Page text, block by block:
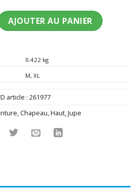
cowgirl blanc et marron
AJOUTER AU PANIER
0.422 kg
M, XL
article : 261977
,Chapeau,Haut,Jupe